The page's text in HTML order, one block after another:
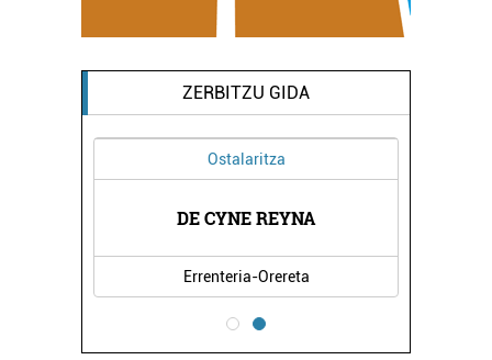
ZERBITZU GIDA
Ostalaritza
DE CYNE REYNA
Errenteria-Orereta